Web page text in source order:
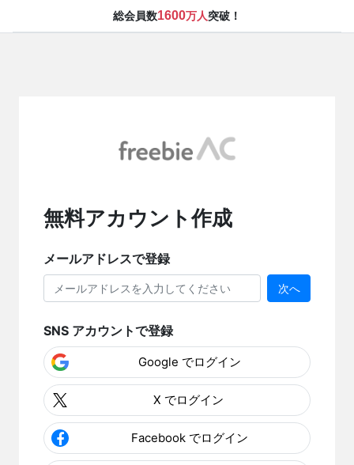
総会員数1600万人突破！
無料アカウント作成
メールアドレスで登録
次へ
SNS アカウントで登録
Google でログイン
X でログイン
Facebook でログイン